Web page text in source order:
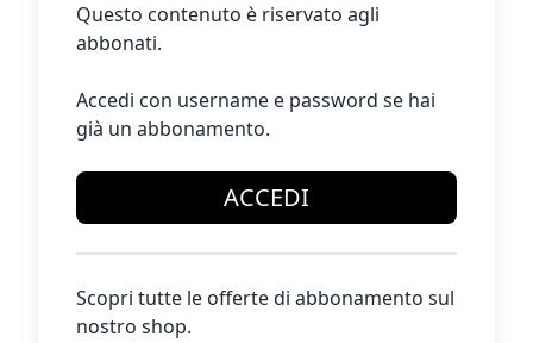
Questo contenuto è riservato agli
abbonati.
Accedi con username e password se hai
già un abbonamento.
ACCEDI
Scopri tutte le offerte di abbonamento sul
nostro shop.